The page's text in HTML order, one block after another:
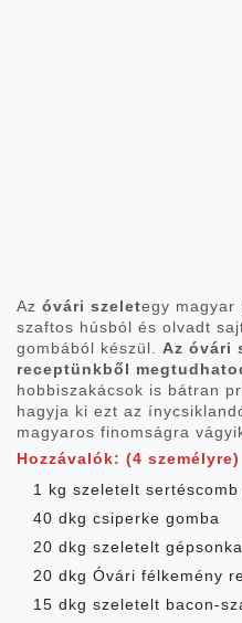
Az óvári szeletegy magyar
szaftos húsból és olvadt
gombából készül. Az óvári
receptünkből
hobbiszakácsok is bátran
hagyja ki ezt az
magyaros finomságra
Hozzávalók: (4 személyre)
1 kg szeletelt
40 dkg csiperke gomba
20 dkg szeletelt gépsonka
20 dkg Óvári félkemény
15 dkg szeletelt bacon-